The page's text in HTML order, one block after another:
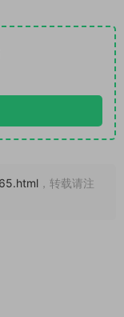
，转载请注